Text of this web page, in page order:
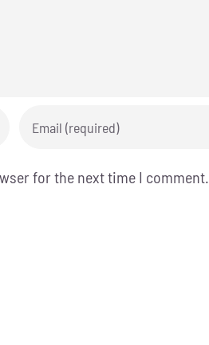
for the next time I comment.